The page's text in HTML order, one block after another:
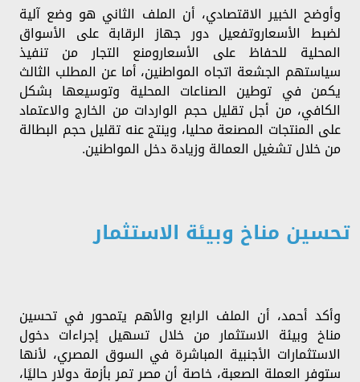
وأوضح الخبير الاقتصادي، أن الملف الثاني هو وضع آلية
لضبط الأسعاروتفعيل دور جهاز الرقابة على الأسواق
المحلية للحفاظ على الأسعارومنع التجار من تنفيذ
سياستهم الجشعة اتجاه المواطنين، أما عن المطلب الثالث
يكمن في توطين الصناعات المحلية وتوسيعها بشكل
الكافي، من أجل تقليل حجم الواردات من الخارج والاعتماد
على المنتجات المصنعة محليا، وينتج عنه تقليل حجم البطالة
من خلال تشغيل العمالة وزيادة دخل المواطنين.
تحسين مناخ وبيئة الاستثمار
وأكد أحمد، أن الملف الرابع والأهم يتمحور في تحسين
مناخ وبيئة الاستثمار من خلال تسهيل إجراءات دخول
الاستثمارات الأجنبية المباشرة في السوق المصري، لأنها
ستوفر العملة الصعبة، خاصة أن مصر تمر بأزمة دولار حاليًا،